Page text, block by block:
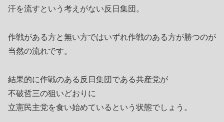
汗を流すという考えがない反日集団。
作戦がある方と無い方ではいずれ作戦のある方が勝つのが
当然の流れです。
結果的に作戦のある反日集団である共産党が
不破哲三の狙いどおりに
立憲民主党を食い始めているという状態でしょう。